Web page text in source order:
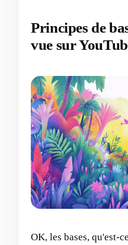
Principes de
vue sur
OK, les bases, qu'est-